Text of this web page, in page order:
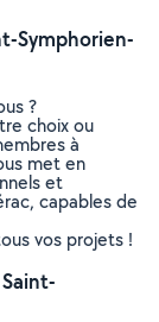
Symphorien-
?
choix ou
à
met en
et
capables de
vos projets !